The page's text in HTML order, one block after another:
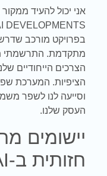
אני יכול להעיד
בפרויקט מורכב
מתקדמת. התרשמתי
הצרכים הייחודיים
הציפיות. המערכת
וסייעה לנו לשפר
העסק שלנו.
יישומים
חזותית ב-AI